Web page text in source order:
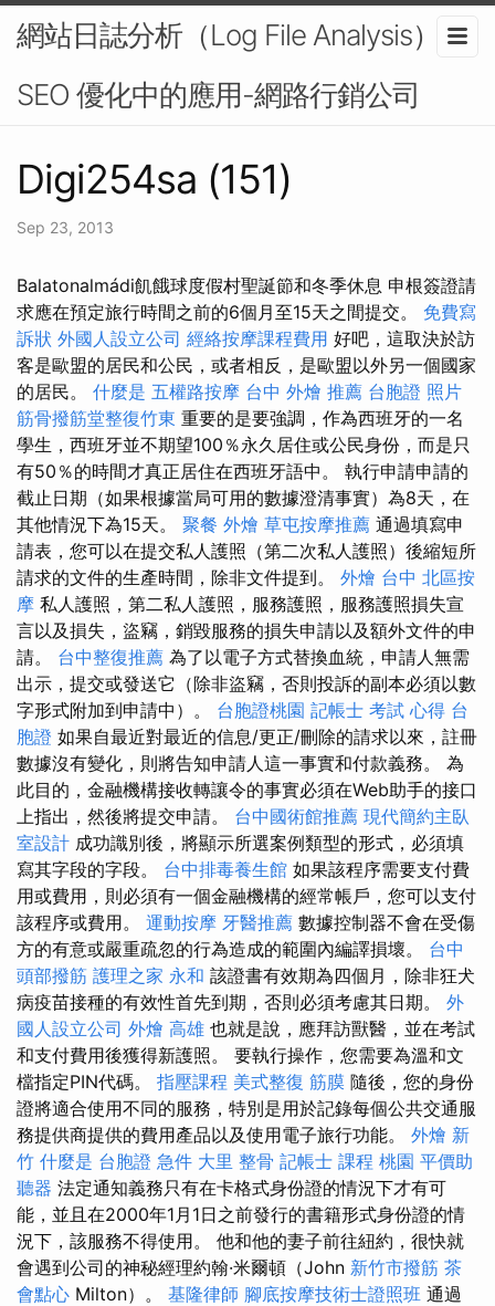
網站日誌分析（Log File Analysis）在
SEO 優化中的應用-網路行銷公司
Digi254sa (151)
Sep 23, 2013
Balatonalmádi飢餓球度假村聖誕節和冬季休息 申根簽證請
求應在預定旅行時間之前的6個月至15天之間提交。 免費寫
訴狀 外國人設立公司 經絡按摩課程費用 好吧，這取決於訪
客是歐盟的居民和公民，或者相反，是歐盟以外另一個國家
的居民。 什麼是 五權路按摩 台中 外燴 推薦 台胞證 照片
筋骨撥筋堂整復竹東 重要的是要強調，作為西班牙的一名
學生，西班牙並不期望100％永久居住或公民身份，而是只
有50％的時間才真正居住在西班牙語中。 執行申請申請的
截止日期（如果根據當局可用的數據澄清事實）為8天，在
其他情況下為15天。 聚餐 外燴 草屯按摩推薦 通過填寫申
請表，您可以在提交私人護照（第二次私人護照）後縮短所
請求的文件的生產時間，除非文件提到。 外燴 台中 北區按
摩 私人護照，第二私人護照，服務護照，服務護照損失宣
言以及損失，盜竊，銷毀服務的損失申請以及額外文件的申
請。 台中整復推薦 為了以電子方式替換血統，申請人無需
出示，提交或發送它（除非盜竊，否則投訴的副本必須以數
字形式附加到申請中）。 台胞證桃園 記帳士 考試 心得 台
胞證 如果自最近對最近的信息/更正/刪除的請求以來，註冊
數據沒有變化，則將告知申請人這一事實和付款義務。 為
此目的，金融機構接收轉讓令的事實必須在Web助手的接口
上指出，然後將提交申請。 台中國術館推薦 現代簡約主臥
室設計 成功識別後，將顯示所選案例類型的形式，必須填
寫其字段的字段。 台中排毒養生館 如果該程序需要支付費
用或費用，則必須有一個金融機構的經常帳戶，您可以支付
該程序或費用。 運動按摩 牙醫推薦 數據控制器不會在受傷
方的有意或嚴重疏忽的行為造成的範圍內編譯損壞。 台中
頭部撥筋 護理之家 永和 該證書有效期為四個月，除非狂犬
病疫苗接種的有效性首先到期，否則必須考慮其日期。 外
國人設立公司 外燴 高雄 也就是說，應拜訪獸醫，並在考試
和支付費用後獲得新護照。 要執行操作，您需要為溫和文
檔指定PIN代碼。 指壓課程 美式整復 筋膜 隨後，您的身份
證將適合使用不同的服務，特別是用於記錄每個公共交通服
務提供商提供的費用產品以及使用電子旅行功能。 外燴 新
竹 什麼是 台胞證 急件 大里 整骨 記帳士 課程 桃園 平價助
聽器 法定通知義務只有在卡格式身份證的情況下才有可
能，並且在2000年1月1日之前發行的書籍形式身份證的情
況下，該服務不得使用。 他和他的妻子前往紐約，很快就
會遇到公司的神秘經理約翰·米爾頓（John 新竹市撥筋 茶
會點心 Milton）。 基隆律師 腳底按摩技術士證照班 通過